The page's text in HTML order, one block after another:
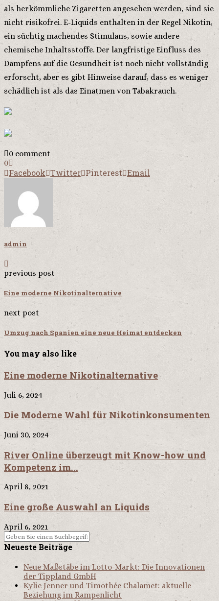
als herkömmliche Zigaretten angesehen werden, sind sie
nicht risikofrei. E-Liquids enthalten in der Regel Nikotin,
ein süchtig machendes Stimulans, sowie andere
chemische Inhaltsstoffe. Der langfristige Einfluss des
Dampfens auf die Gesundheit ist noch nicht vollständig
erforscht, aber es gibt Hinweise darauf, dass es weniger
schädlich ist als das Einatmen von Tabakrauch.
0 comment
0
Facebook Twitter Pinterest Email
admin
previous post
Eine moderne Nikotinalternative
next post
Umzug nach Spanien eine neue Heimat entdecken
You may also like
Eine moderne Nikotinalternative
Juli 6, 2024
Die Moderne Wahl für Nikotinkonsumenten
Juni 30, 2024
River Online überzeugt mit Know-how und
Kompetenz im...
April 8, 2021
Eine große Auswahl an Liquids
April 6, 2021
Neueste Beiträge
Neue Maßstäbe im Lotto-Markt: Die Innovationen
der Tippland GmbH
Kylie Jenner und Timothée Chalamet: aktuelle
Beziehung im Rampenlicht